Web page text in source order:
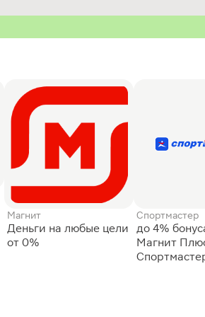
Магнит
Деньги на любые цели
от 0%
Спортмастер
до 4%
Магнит